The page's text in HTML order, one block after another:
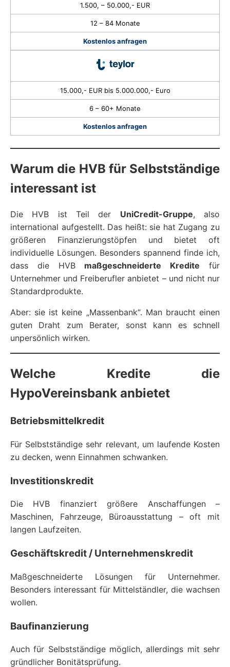
1.500, – 50.000,- EUR
12 – 84 Monate
Kostenlos anfragen
15.000,- EUR bis 5.000.000,- Euro
6 – 60+ Monate
Kostenlos anfragen
Warum die HVB für Selbstständige
interessant ist
Die HVB ist Teil der UniCredit-Gruppe, also
international aufgestellt. Das heißt: sie hat Zugang zu
größeren Finanzierungstöpfen und bietet oft
individuelle Lösungen. Besonders spannend finde ich,
dass die HVB maßgeschneiderte Kredite für
Unternehmer und Freiberufler anbietet – und nicht nur
Standardprodukte.
Aber: sie ist keine „Massenbank“. Man braucht einen
guten Draht zum Berater, sonst kann es schnell
unpersönlich wirken.
Welche Kredite die
HypoVereinsbank anbietet
Betriebsmittelkredit
Für Selbstständige sehr relevant, um laufende Kosten
zu decken, wenn Einnahmen schwanken.
Investitionskredit
Die HVB finanziert größere Anschaffungen –
Maschinen, Fahrzeuge, Büroausstattung – oft mit
langen Laufzeiten.
Geschäftskredit / Unternehmenskredit
Maßgeschneiderte Lösungen für Unternehmer.
Besonders interessant für Mittelständler, die wachsen
wollen.
Baufinanzierung
Auch für Selbstständige möglich, allerdings mit sehr
gründlicher Bonitätsprüfung.